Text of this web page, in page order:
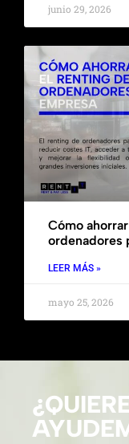
junio 29, 2026
Cómo
ordenadores
LEER MÁS »
mayo 25, 2026